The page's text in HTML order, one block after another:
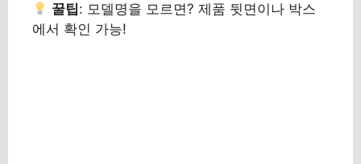
꿀팁: 모델명을 모르면? 제품 뒷면이나 박스
에서 확인 가능!